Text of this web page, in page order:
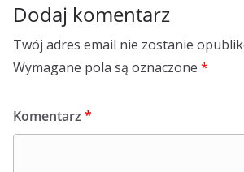
Dodaj komentarz
Twój adres email nie zostanie
Wymagane pola są oznaczone *
Komentarz *